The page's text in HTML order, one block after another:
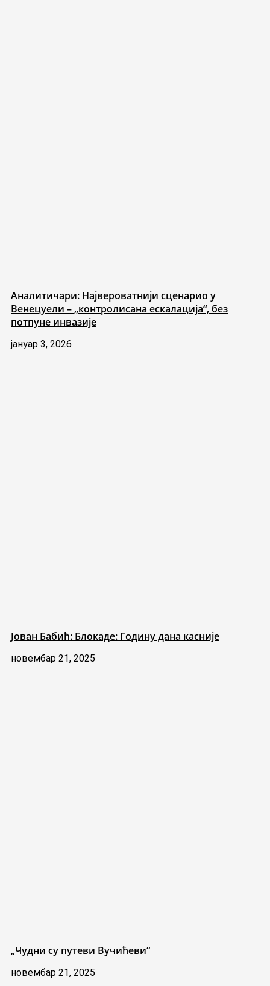
Аналитичари: Највероватнији сценарио у
Венецуели – „контролисана ескалација“, без
потпуне инвазије
јануар 3, 2026
Јован Бабић: Блокаде: Годину дана касније
новембар 21, 2025
„Чудни су путеви Вучићеви“
новембар 21, 2025